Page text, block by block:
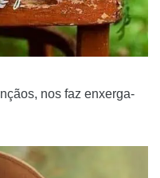
nos faz enxerga-